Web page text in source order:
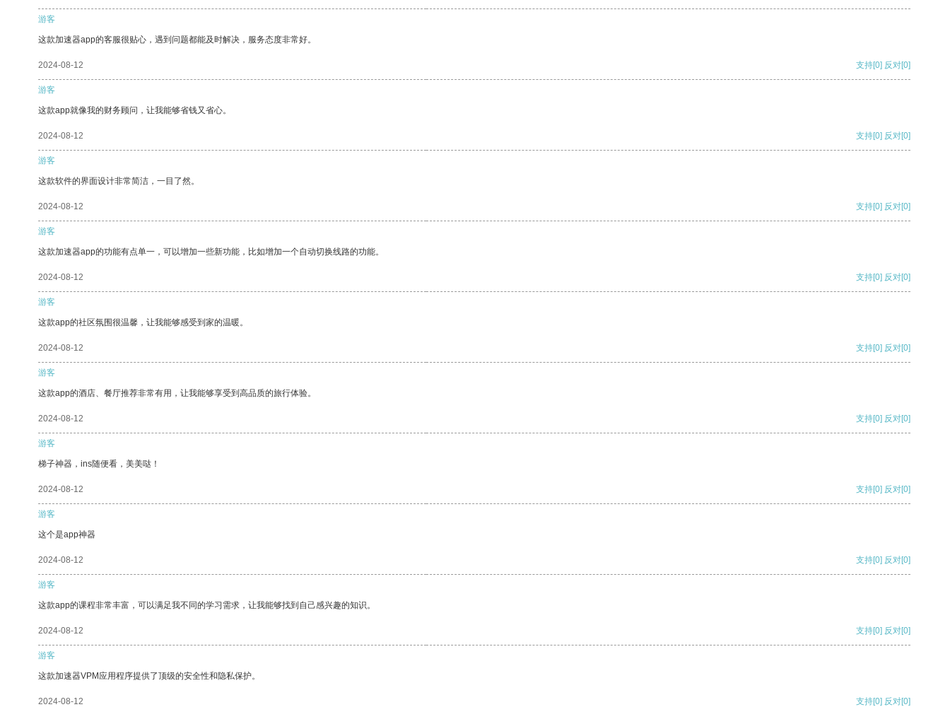
游客
这款加速器app的客服很贴心，遇到问题都能及时解决，服务态度非常好。
2024-08-12 支持[0] 反对[0]
游客
这款app就像我的财务顾问，让我能够省钱又省心。
2024-08-12 支持[0] 反对[0]
游客
这款软件的界面设计非常简洁，一目了然。
2024-08-12 支持[0] 反对[0]
游客
这款加速器app的功能有点单一，可以增加一些新功能，比如增加一个自动切换线路的功能。
2024-08-12 支持[0] 反对[0]
游客
这款app的社区氛围很温馨，让我能够感受到家的温暖。
2024-08-12 支持[0] 反对[0]
游客
这款app的酒店、餐厅推荐非常有用，让我能够享受到高品质的旅行体验。
2024-08-12 支持[0] 反对[0]
游客
梯子神器，ins随便看，美美哒！
2024-08-12 支持[0] 反对[0]
游客
这个是app神器
2024-08-12 支持[0] 反对[0]
游客
这款app的课程非常丰富，可以满足我不同的学习需求，让我能够找到自己感兴趣的知识。
2024-08-12 支持[0] 反对[0]
游客
这款加速器VPM应用程序提供了顶级的安全性和隐私保护。
2024-08-12 支持[0] 反对[0]